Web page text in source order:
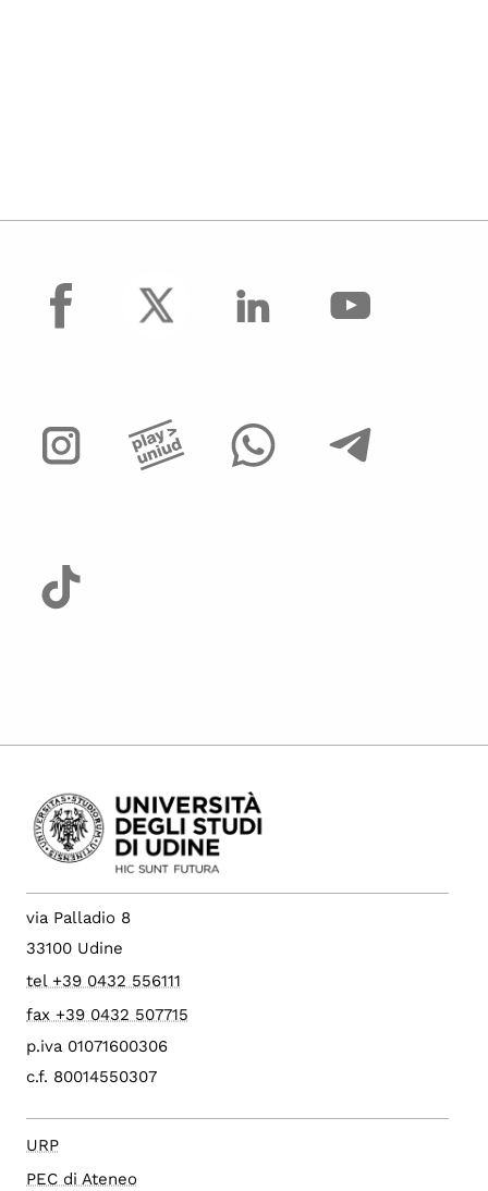
facebook
via Palladio 8
33100 Udine
tel +39 0432 556111
fax +39 0432 507715
p.iva 01071600306
c.f. 80014550307
URP
PEC di Ateneo